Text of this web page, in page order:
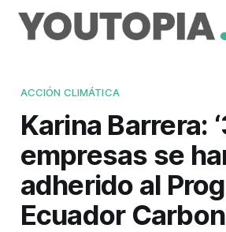
ACCIÓN CLIMÁTICA
Karina Barrera:
empresas se
adherido al
Ecuador